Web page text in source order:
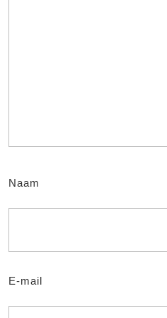
Naam
E-mail